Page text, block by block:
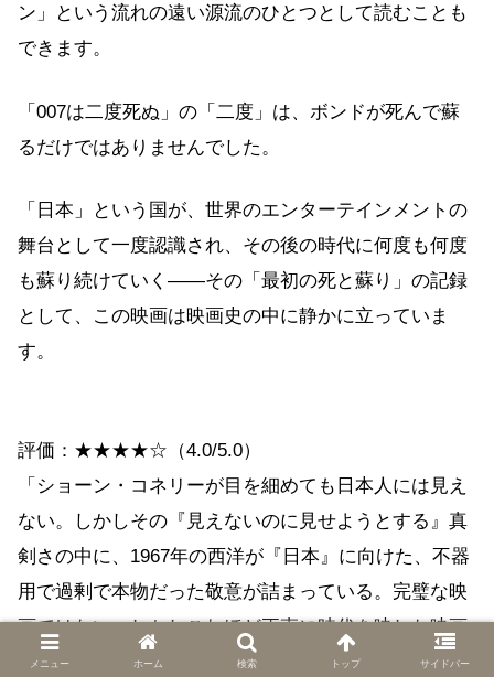
ン」という流れの遠い源流のひとつとして読むことも
できます。
「007は二度死ぬ」の「二度」は、ボンドが死んで蘇
るだけではありませんでした。
「日本」という国が、世界のエンターテインメントの
舞台として一度認識され、その後の時代に何度も何度
も蘇り続けていく——その「最初の死と蘇り」の記録
として、この映画は映画史の中に静かに立っていま
す。
評価：★★★★☆（4.0/5.0）
「ショーン・コネリーが目を細めても日本人には見え
ない。しかしその『見えないのに見せようとする』真
剣さの中に、1967年の西洋が『日本』に向けた、不器
用で過剰で本物だった敬意が詰まっている。完璧な映
画ではない。しかしこれほど正直に時代を映した映画
も、そう多くはない。」
メニュー ホーム 検索 トップ サイドバー